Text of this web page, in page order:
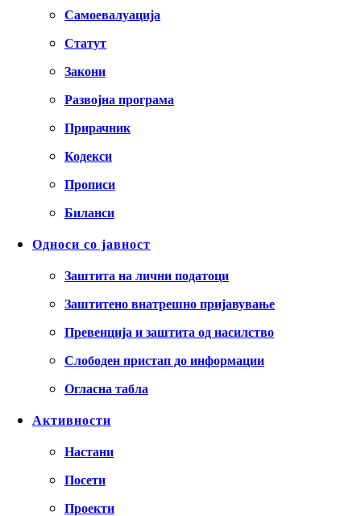
Самоевалуација
Статут
Закони
Развојна програма
Прирачник
Кодекси
Прописи
Биланси
Односи со јавност
Заштита на лични податоци
Заштитено внатрешно пријавување
Превенција и заштита од насилство
Слободен пристап до информации
Огласна табла
Активности
Настани
Посети
Проекти